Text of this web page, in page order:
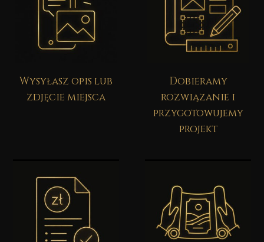
Wysyłasz opis lub
zdjęcie miejsca
Dobieramy
rozwiązanie i
przygotowujemy
projekt